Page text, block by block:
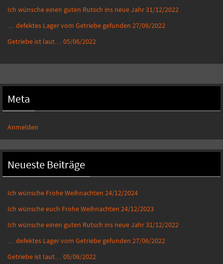
Ich wünsche einen guten Rutsch ins neue Jahr31/12/2022
… defektes Lager vom Getriebe gefunden 27/06/2022
Getriebe ist laut… 05/06/2022
Meta
Anmelden
Neueste Beiträge
Ich wünsche Frohe Weihnachten 24/12/2024
Ich wünsche euch Frohe Weihnachten 24/12/2023
Ich wünsche einen guten Rutsch ins neue Jahr31/12/2022
… defektes Lager vom Getriebe gefunden 27/06/2022
Getriebe ist laut… 05/06/2022